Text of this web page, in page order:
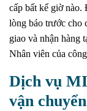
cấp bất kể giờ
lòng báo trước cho
giao và nhận hàng
Nhân viên của
Dịch vụ
vận